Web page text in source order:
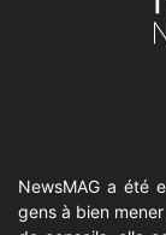
NewsMAG a été
gens à bien